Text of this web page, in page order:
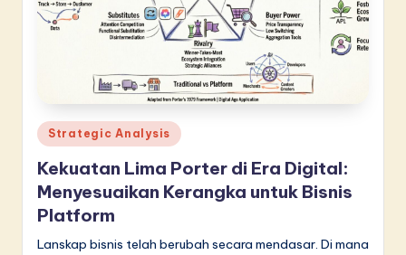
n
e
si
a
n
Posted
in
Strategic Analysis
Kekuatan Lima Porter di Era Digital:
Menyesuaikan Kerangka untuk Bisnis
Platform
Lanskap bisnis telah berubah secara mendasar. Di mana